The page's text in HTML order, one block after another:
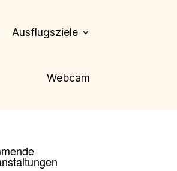
Ausflugsziele
Webcam